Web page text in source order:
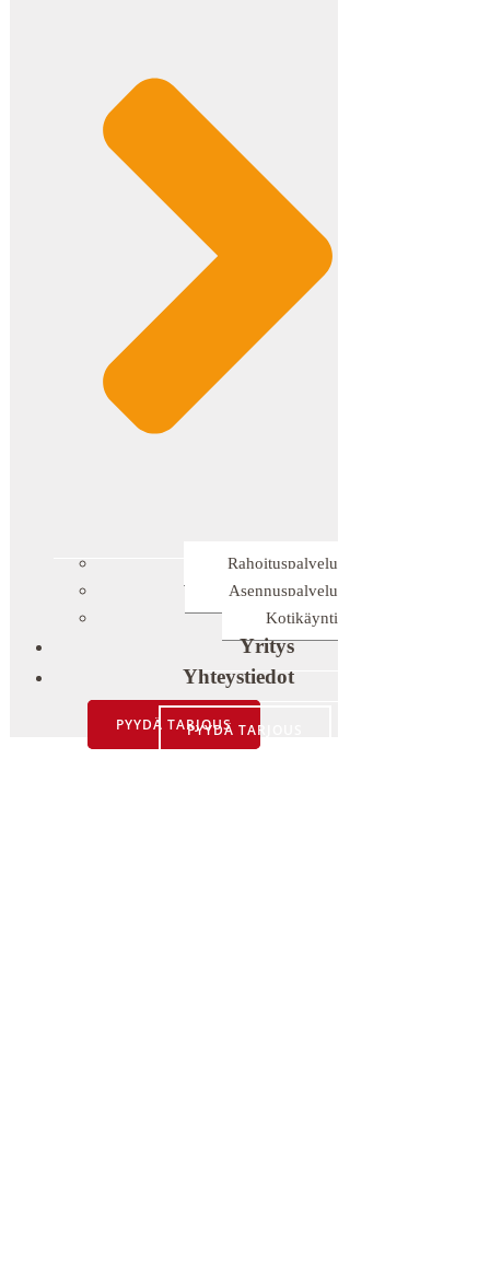
Rahoituspalvelu
Asennuspalvelu
Kotikäynti
Yritys
Yhteystiedot
PYYDÄ TARJOUSPYYDÄ TARJOUS